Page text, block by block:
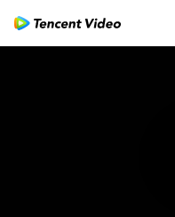
เพลิดเพลินกั